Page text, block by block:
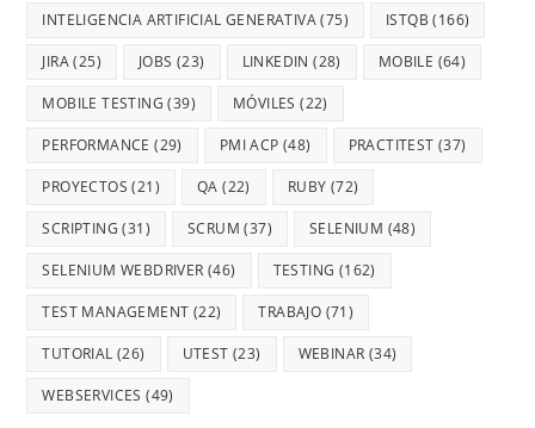
INTELIGENCIA ARTIFICIAL GENERATIVA(75) ISTQB (166)
JIRA(25) JOBS (23) LINKEDIN (28) MOBILE (64)
MOBILE TESTING (39) MÓVILES (22)
PERFORMANCE (29) PMI ACP (48) PRACTITEST (37)
PROYECTOS (21) QA (22) RUBY (72)
SCRIPTING (31) SCRUM (37) SELENIUM (48)
SELENIUM WEBDRIVER (46) TESTING (162)
TEST MANAGEMENT (22) TRABAJO (71)
TUTORIAL (26) UTEST (23) WEBINAR (34)
WEBSERVICES (49)